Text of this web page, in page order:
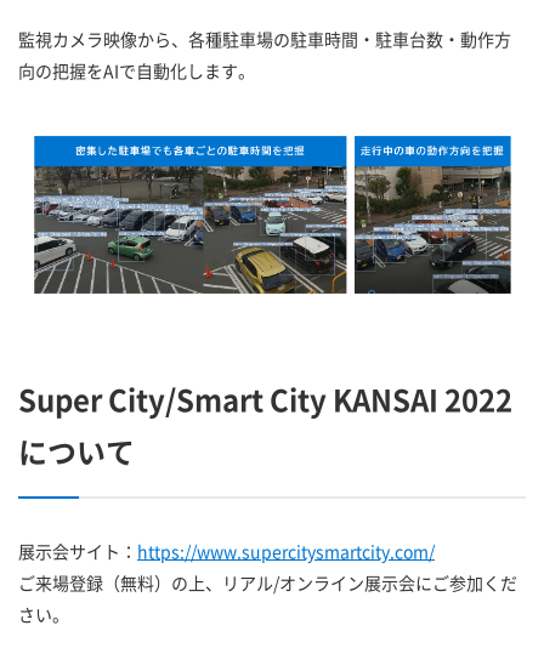
監視カメラ映像から、各種駐車場の駐車時間・駐車台数・動作方
向の把握をAIで自動化します。
Super City/Smart City KANSAI 2022
について
展示会サイト： https://www.supercitysmartcity.com/
ご来場登録（無料）の上、リアル/オンライン展示会にご参加くだ
さい。